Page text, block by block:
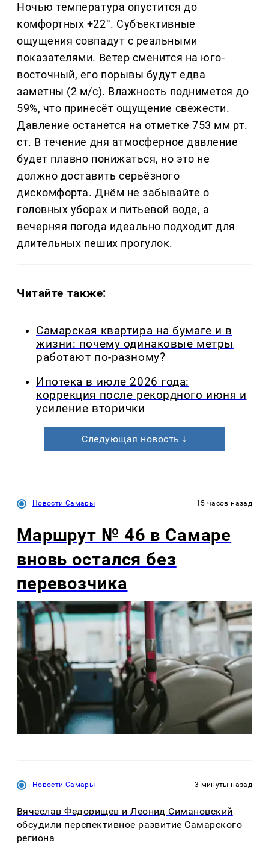
Ночью температура опустится до
комфортных +22°. Субъективные
ощущения совпадут с реальными
показателями. Ветер сменится на юго-
восточный, его порывы будут едва
заметны (2 м/с). Влажность поднимется до
59%, что принесёт ощущение свежести.
Давление останется на отметке 753 мм рт.
ст. В течение дня атмосферное давление
будет плавно понижаться, но это не
должно доставить серьёзного
дискомфорта. Днём не забывайте о
головных уборах и питьевой воде, а
вечерняя погода идеально подходит для
длительных пеших прогулок.
Читайте также:
Самарская квартира на бумаге и в
жизни: почему одинаковые метры
работают по-разному?
Ипотека в июле 2026 года:
коррекция после рекордного июня и
усиление вторички
Следующая новость ↓
Новости Самары 15 часов назад
Маршрут № 46 в Самаре
вновь остался без
перевозчика
Новости Самары 3 минуты назад
Вячеслав Федорищев и Леонид Симановский
обсудили перспективное развитие Самарского
региона